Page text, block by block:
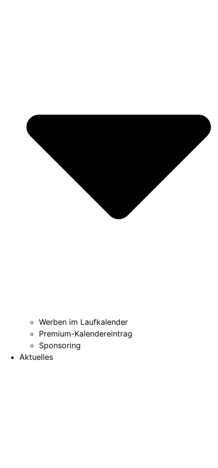
Werben im Laufkalender
Premium-Kalendereintrag
Sponsoring
Aktuelles